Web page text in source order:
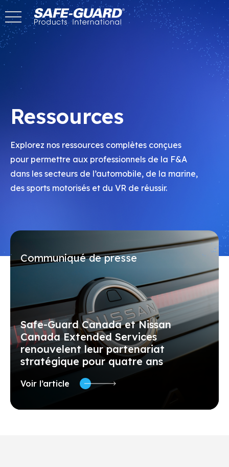
Passer
au
contenu
Ressources
Explorez nos ressources complètes conçues
pour permettre aux professionnels de la F&A
dans les secteurs de l’automobile, de la marine,
des sports motorisés et du VR de réussir.
Communiqué de presse
Safe-Guard Canada et Nissan
Canada Extended Services
renouvelent leur partenariat
stratégique pour quatre ans
Voir l’article